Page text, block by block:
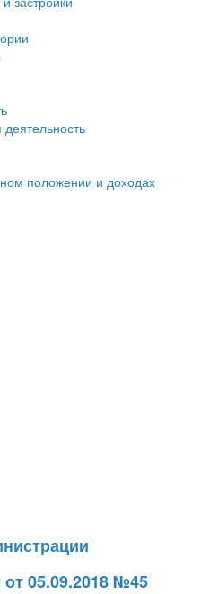
положении и доходах
05.09.2018 №45